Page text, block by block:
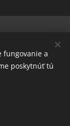
fungovanie a
poskytnúť tú